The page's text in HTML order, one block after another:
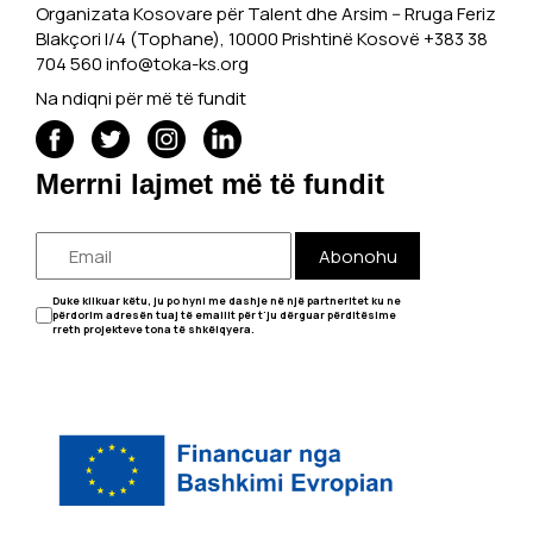
Organizata Kosovare për Talent dhe Arsim -- Rruga Feriz
Blakçori I/4 (Tophane), 10000 Prishtinë Kosovë +383 38
704 560info@toka-ks.org
Na ndiqni për më të fundit
Merrni lajmet më të fundit
Abonohu
Duke klikuar këtu, ju po hyni me dashje në një partneritet ku ne
përdorim adresën tuaj të emailit për t'ju dërguar përditësime
rreth projekteve tona të shkëlqyera.